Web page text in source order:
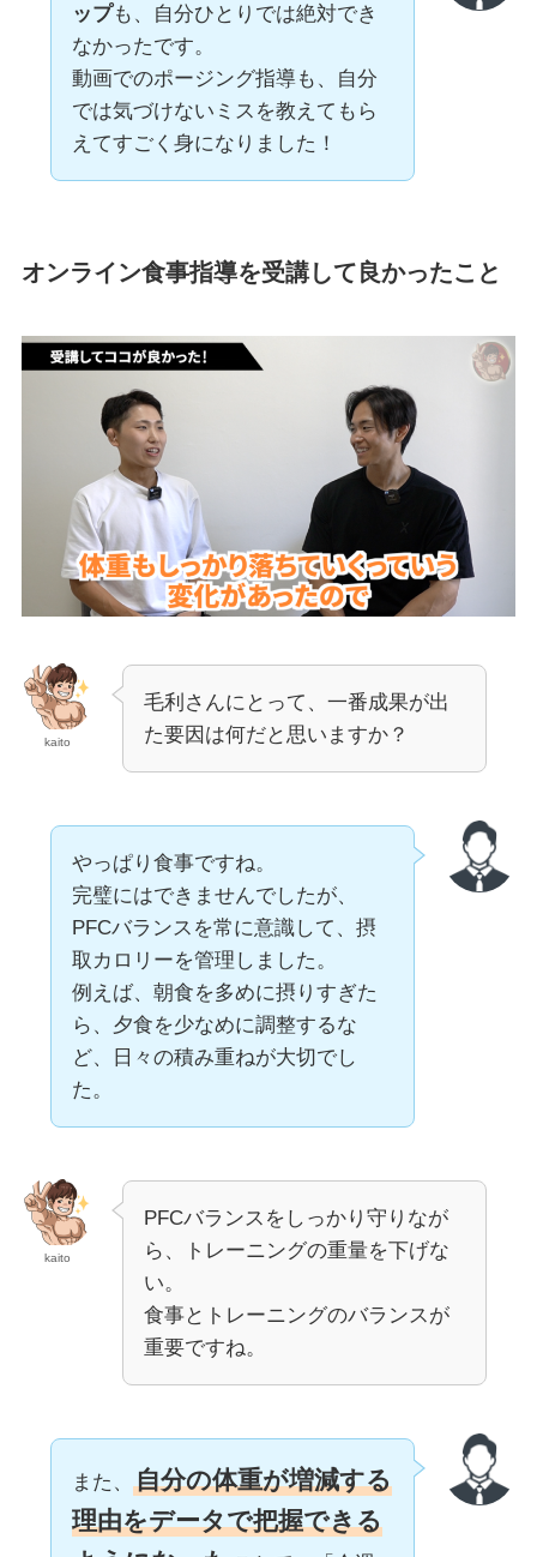
ップも、自分ひとりでは絶対でき
なかったです。
動画でのポージング指導も、自分
では気づけないミスを教えてもら
えてすごく身になりました！
オンライン食事指導を受講して良かったこと
kaito
毛利さんにとって、一番成果が出
た要因は何だと思いますか？
やっぱり食事ですね。
完璧にはできませんでしたが、
PFCバランスを常に意識して、摂
取カロリーを管理しました。
例えば、朝食を多めに摂りすぎた
ら、夕食を少なめに調整するな
ど、日々の積み重ねが大切でし
た。
kaito
PFCバランスをしっかり守りなが
ら、トレーニングの重量を下げな
い。
食事とトレーニングのバランスが
重要ですね。
また、
自分の体重が増減する
理由をデータで把握できる